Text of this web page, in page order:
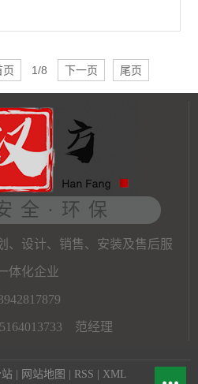
页 1/8 下一页 尾页
全·环保
、设计、销售、安装及售后服
体化企业
范经理
网站地图 RSS XML